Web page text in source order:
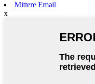
Mittere Email
x